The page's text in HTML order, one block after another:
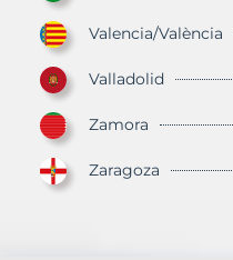
Valencia/València
Valladolid
Zamora
Zaragoza